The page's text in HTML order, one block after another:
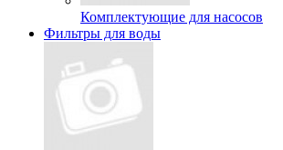
Комплектующие для насосов
Фильтры для воды